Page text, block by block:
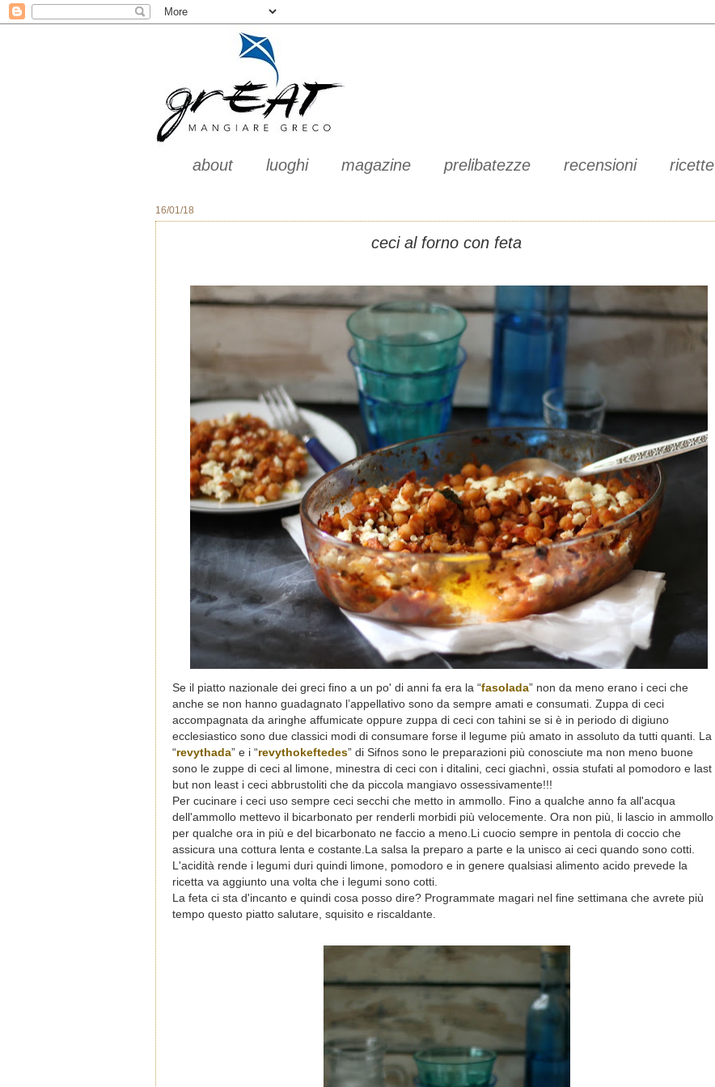
about luoghi magazine prelibatezze recensioni ricette
16/01/18
ceci al forno con feta
Se il piatto nazionale dei greci fino a un po' di anni fa era la “fasolada” non da meno erano i ceci che
anche se non hanno guadagnato l’appellativo sono da sempre amati e consumati. Zuppa di ceci
accompagnata da aringhe affumicate oppure zuppa di ceci con tahini se si è in periodo di digiuno
ecclesiastico sono due classici modi di consumare forse il legume più amato in assoluto da tutti quanti.
La
“revythada” e i “revythokeftedes” di Sifnos sono le preparazioni più conosciute ma non meno buone
sono le zuppe di ceci al limone, minestra di ceci con i ditalini, ceci giachnì, ossia stufati al pomodoro e last
but non least i ceci abbrustoliti che da piccola mangiavo ossessivamente!!!
Per cucinare i ceci uso sempre ceci secchi che metto in ammollo. Fino a qualche anno fa all'acqua
dell'ammollo mettevo il bicarbonato per renderli morbidi più velocemente. Ora non più, li lascio in ammollo
per qualche ora in più e del bicarbonato ne faccio a meno.
Li cuocio sempre in pentola di coccio che
assicura una cottura lenta e costante.
La salsa la preparo a parte e la unisco ai ceci quando sono cotti.
L'acidità rende i legumi duri quindi limone, pomodoro e in genere qualsiasi alimento acido prevede la
ricetta va aggiunto una volta che i legumi sono cotti.
La feta ci sta d'incanto e quindi cosa posso dire? Programmate magari nel fine settimana che avrete più
tempo questo piatto salutare, squisito e riscaldante.